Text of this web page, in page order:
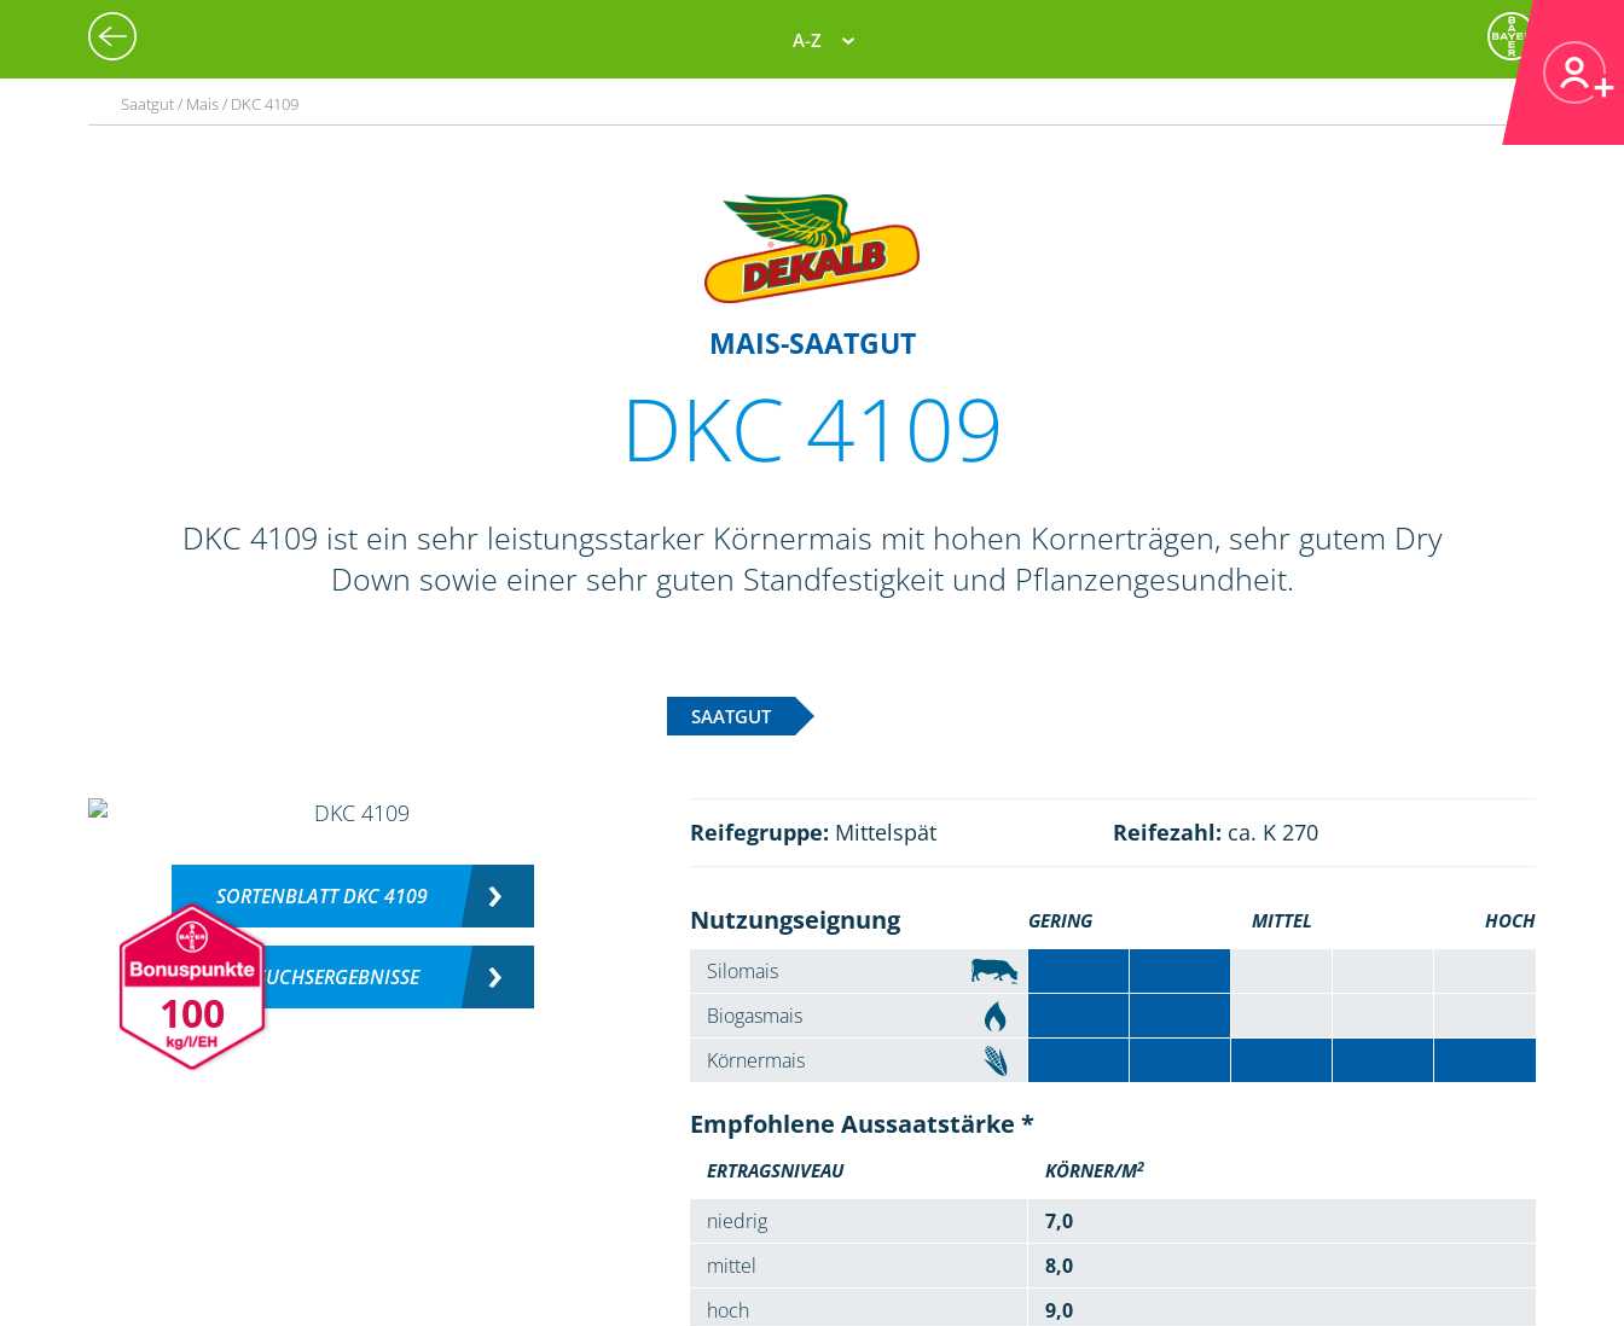
A-Z
Saatgut / Mais / DKC 4109
MAIS-SAATGUT
DKC 4109
DKC 4109 ist ein sehr leistungsstarker Körnermais mit hohen Kornerträgen, sehr gutem Dry
Down sowie einer sehr guten Standfestigkeit und Pflanzengesundheit.
SAATGUT
100
SORTENBLATT DKC 4109
VERSUCHSERGEBNISSE
Reifegruppe: Mittelspät Reifezahl: ca. K 270
Nutzungseignung GERING MITTEL HOCH
Silomais
Biogasmais
Körnermais
Empfohlene Aussaatstärke *
ERTRAGSNIVEAU KÖRNER/M2
niedrig
7,0
mittel
8,0
hoch
9,0